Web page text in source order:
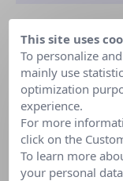
This site uses
To personalize
mainly use
optimization
experience.
For more
click on the
To learn more
your personal